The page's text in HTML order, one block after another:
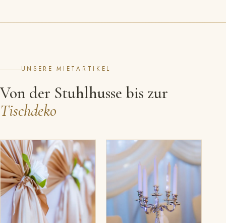
UNSERE MIETARTIKEL
Von der Stuhlhusse bis zur
Tischdeko